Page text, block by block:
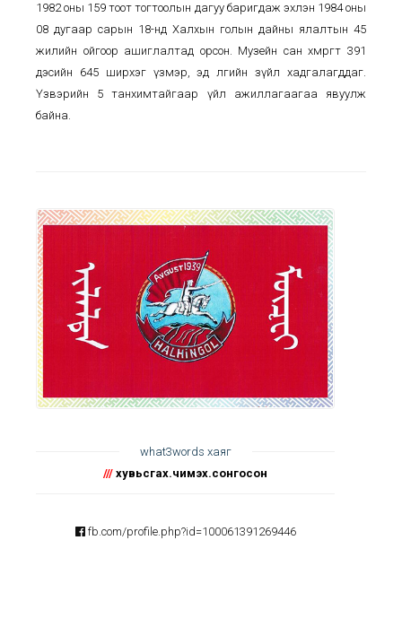
1982 оны 159 тоот тогтоолын дагуу баригдаж эхлэн 1984 оны
08 дугаар сарын 18-нд Халхын голын дайны ялалтын 45
жилийн ойгоор ашиглалтад орсон. Музейн сан хөмрөгт 391
дэсийн 645 ширхэг үзмэр, эд өлгийн зүйл хадгалагддаг.
Үзвэрийн 5 танхимтайгаар үйл ажиллагаагаа явуулж
байна.
what3words хаяг
/// хувьсгах.чимэх.сонгосон
fb.com/profile.php?id=100061391269446